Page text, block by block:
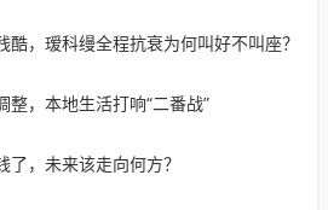
酷，瑷科缦全程抗衰为何叫好不叫座？
整，本地生活打响“二番战”
了，未来该走向何方？